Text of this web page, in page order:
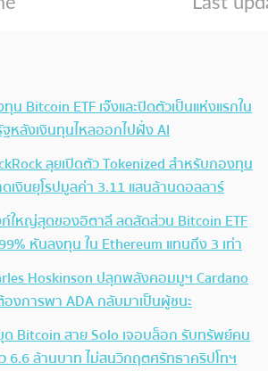
น Bitcoin ETF เจ๊งและปิดตัวเป็นแห่งแรกใน
หลังเงินทุนไหลออกไปฝั่ง AI
ลุยเปิดตัว Tokenized สำหรับกองทุน
เงินยุโรปมูลค่า 3.11 แสนล้านดอลลาร์
ใหญ่สุดของอิตาลี ลดสัดส่วน Bitcoin ETF
หันลงทุน ใน Ethereum แทนถึง 3 เท่า
Hoskinson ปลุกพลังคอมมูฯ Cardano
งการพา ADA กลับมาเป็นผู้ชนะ
Bitcoin สาย Solo เจอบล็อก รับทรัพย์คน
6.6 ล้านบาท ไม่สนวิกฤตศรัทธาคริปโทฯ